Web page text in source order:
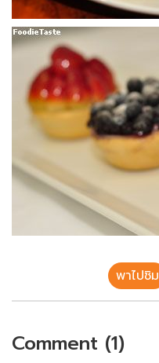
พาไปชิม
Comment (1)